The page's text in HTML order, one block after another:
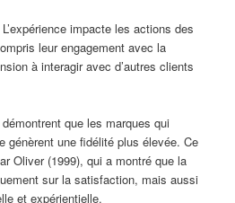
impacte les actions des
leur engagement avec la
à interagir avec d’autres clients
que les marques qui
génèrent une fidélité plus élevée. Ce
Oliver (1999), qui a montré que la
sur la satisfaction, mais aussi
et expérientielle.